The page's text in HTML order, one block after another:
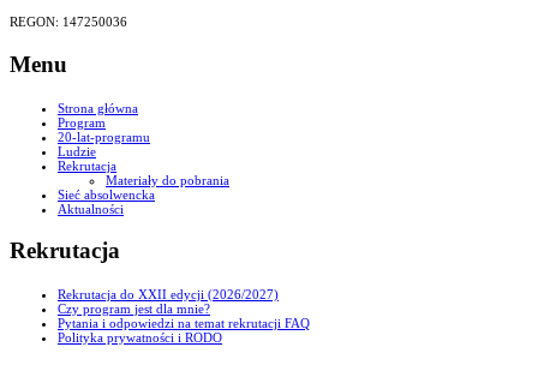
REGON: 147250036
Menu
Strona główna
Program
20-lat-programu
Ludzie
Rekrutacja
Materiały do pobrania
Sieć absolwencka
Aktualności
Rekrutacja
Rekrutacja do XXII edycji (2026/2027)
Czy program jest dla mnie?
Pytania i odpowiedzi na temat rekrutacji FAQ
Polityka prywatności i RODO